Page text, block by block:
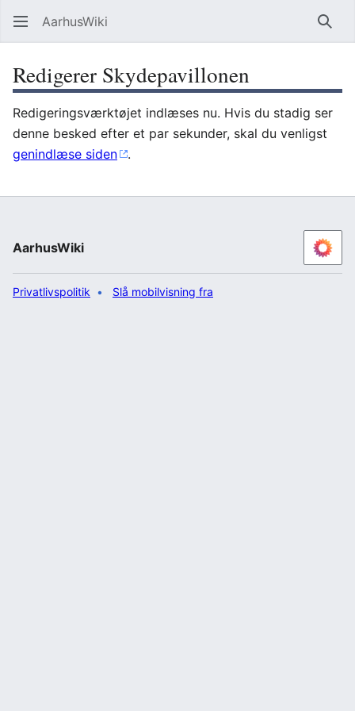
AarhusWiki Søg
Redigerer Skydepavillonen
Redigeringsværktøjet indlæses nu. Hvis du stadig ser
denne besked efter et par sekunder, skal du venligst
genindlæse siden
.
AarhusWiki
Privatlivspolitik Slå mobilvisning fra